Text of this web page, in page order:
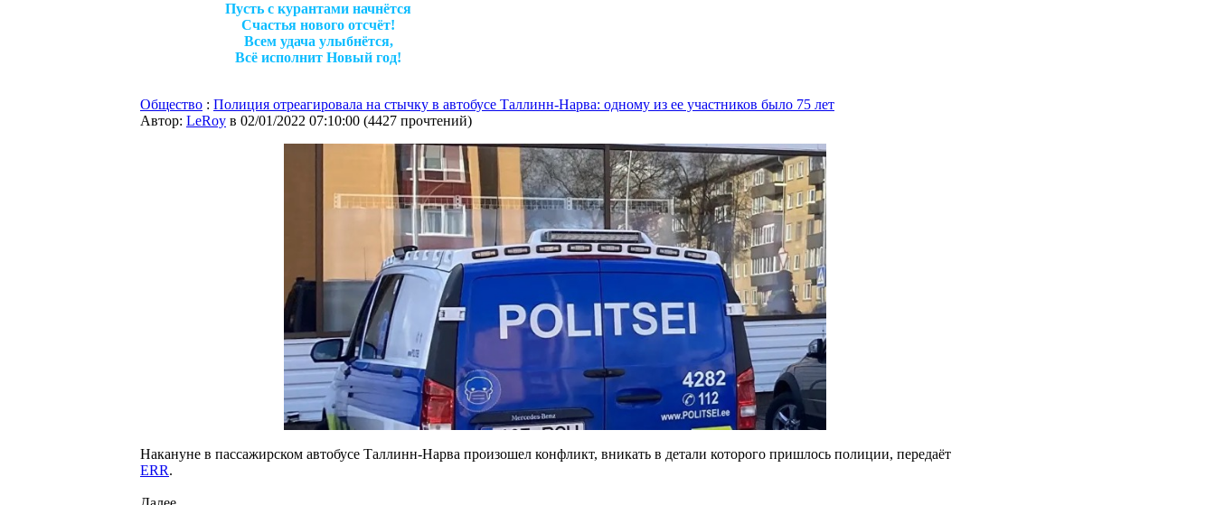
Пусть с курантами начнётся
Счастья нового отсчёт!
Всем удача улыбнётся,
Всё исполнит Новый год!
Общество : Полиция отреагировала на стычку в автобусе Таллинн-Нарва: одному из ее участников было 75 лет
Автор: LeRoy в 02/01/2022 07:10:00 (4427 прочтений)
Накануне в пассажирском автобусе Таллинн-Нарва произошел конфликт, вникать в детали которого пришлось полиции, передаёт
ERR.